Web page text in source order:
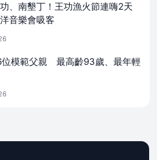
、南墾丁！王功漁火節連嗨2天
音樂會吸客
位模範父親 最高齡93歲、最年輕